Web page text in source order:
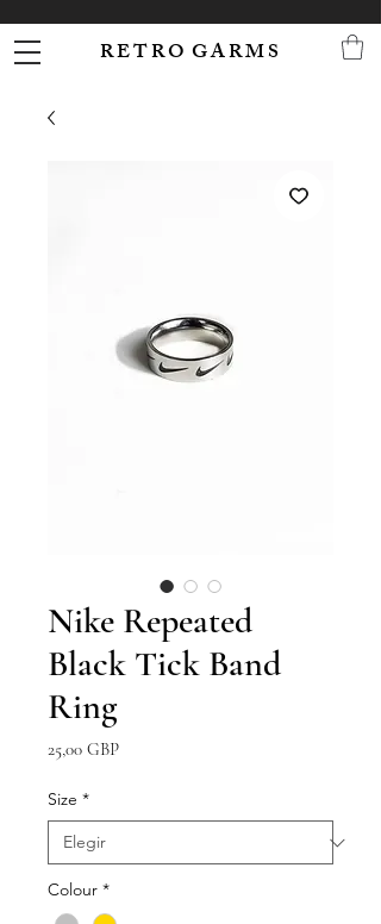
R E T R O G A R M S
Nike Repeated
Black Tick Band
Ring
25,00 GBPPrecio
Size *
Colour *